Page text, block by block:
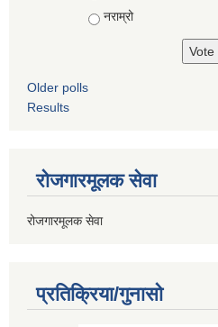
नराम्रो
Older polls
Results
रोजगारमूलक सेवा
रोजगारमूलक सेवा
प्रतिक्रिया/गुनासो